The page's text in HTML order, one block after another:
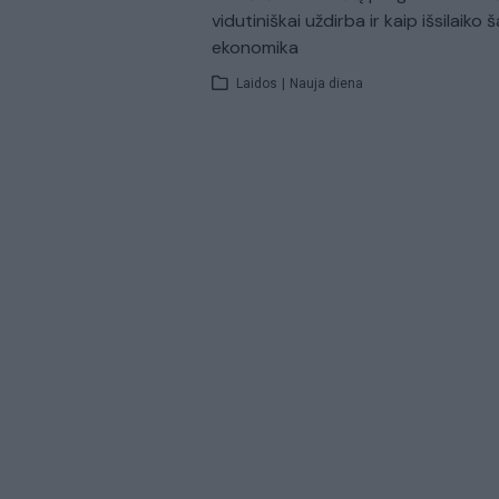
vidutiniškai uždirba ir kaip išsilaiko
ekonomika
Laidos | Nauja diena